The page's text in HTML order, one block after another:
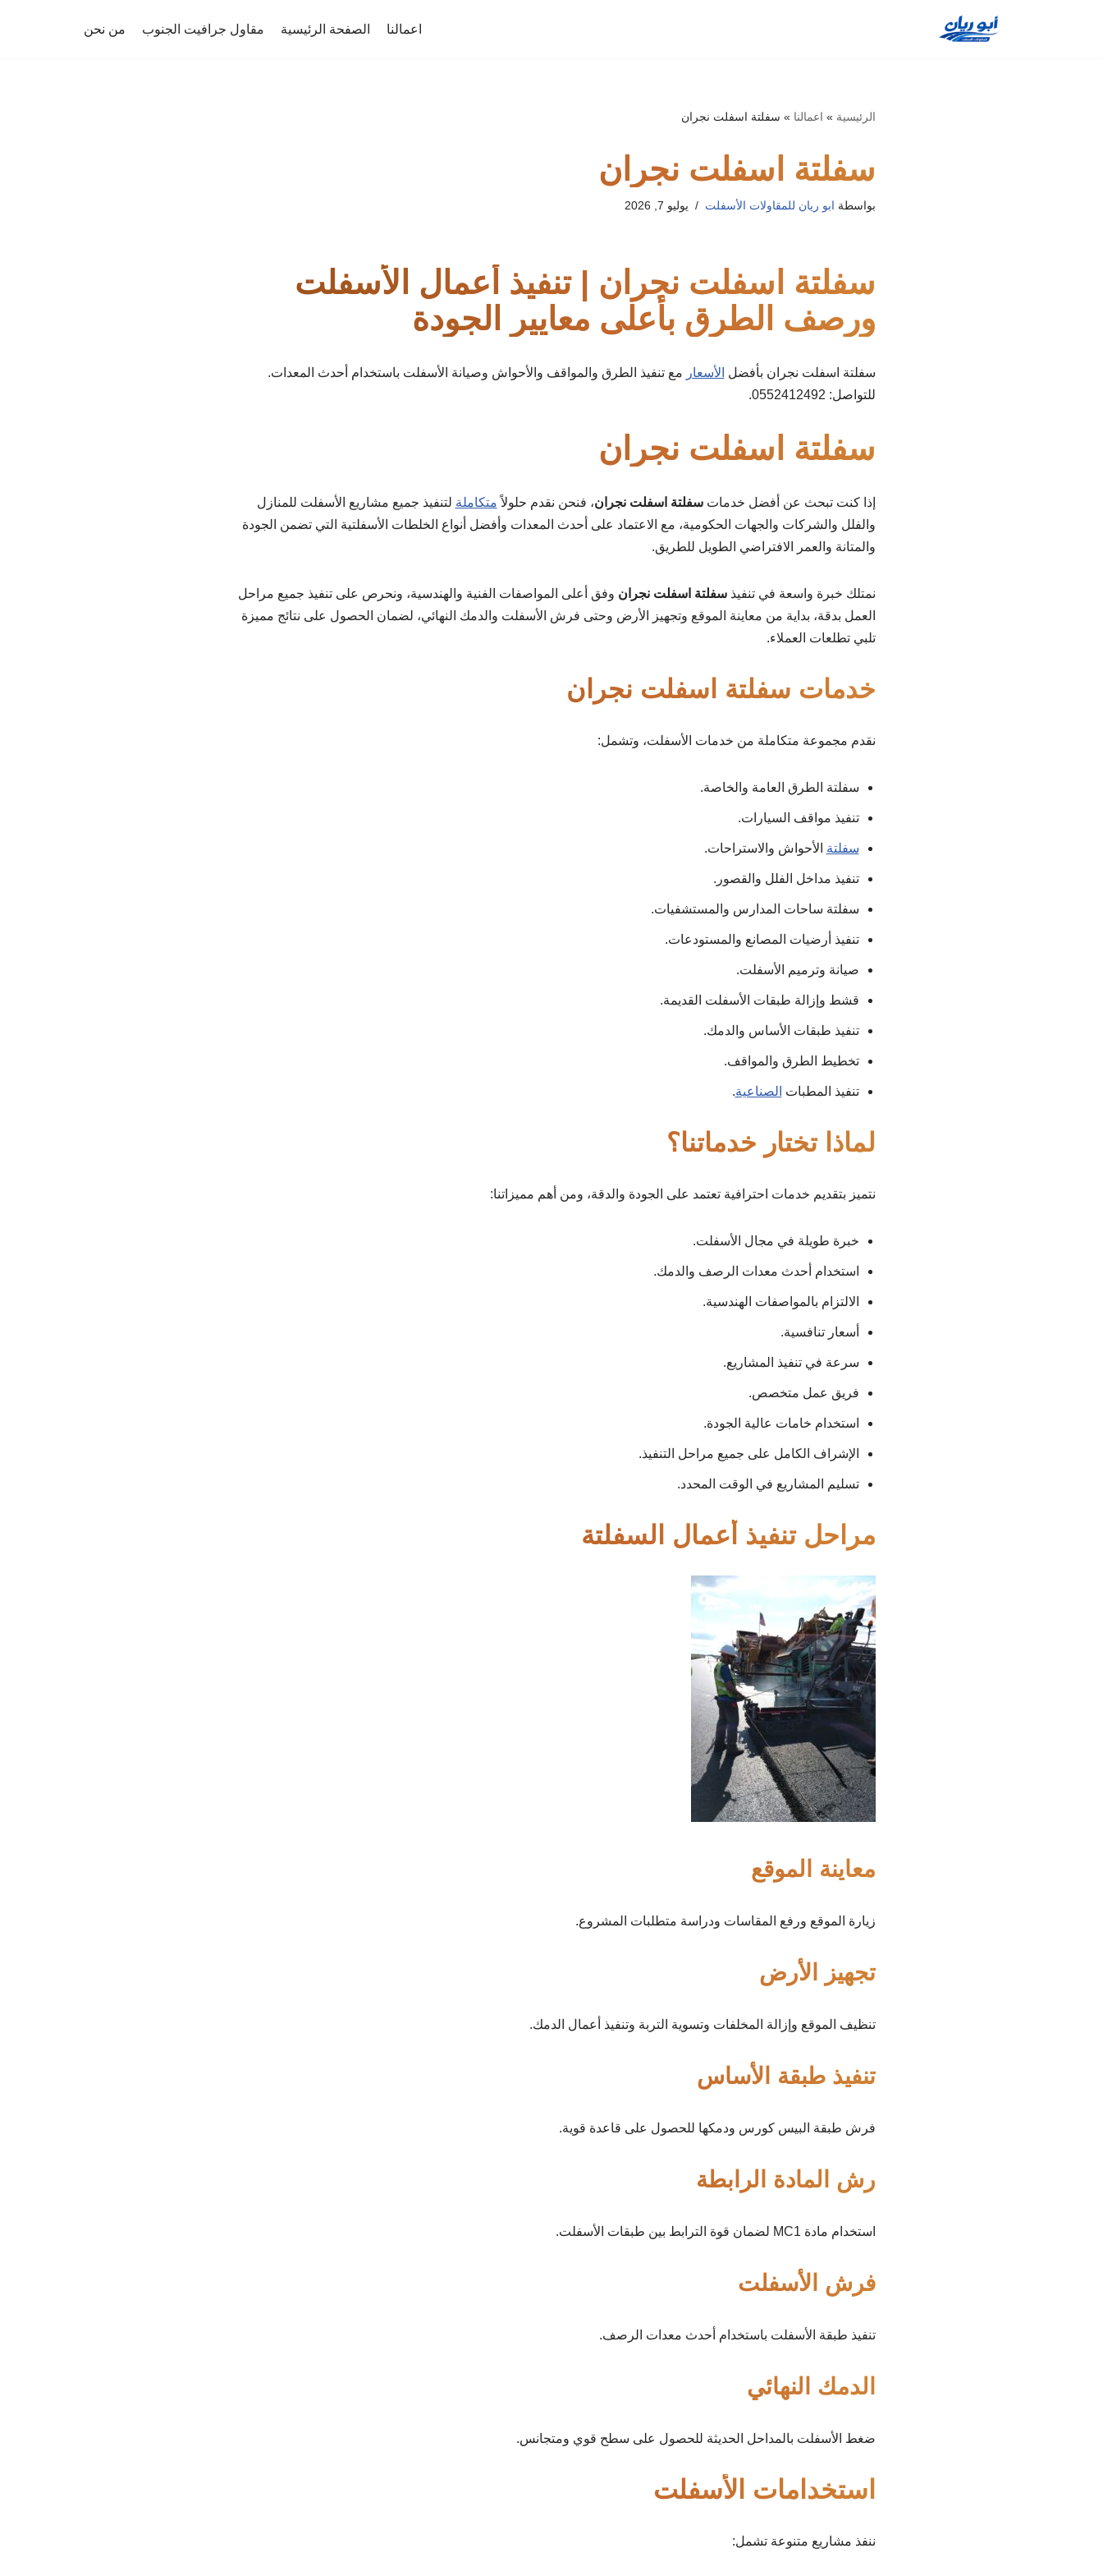
اعمالنا الصفحة الرئيسية مقاول جرافيت الجنوب من نحن
الرئيسية » اعمالنا » سفلتة اسفلت نجران
سفلتة اسفلت نجران
بواسطة ابو ريان للمقاولات الأسفلت يوليو 7, 2026
سفلتة اسفلت نجران | تنفيذ أعمال الأسفلت
ورصف الطرق بأعلى معايير الجودة
سفلتة اسفلت نجران بأفضل الأسعار مع تنفيذ الطرق والمواقف والأحواش وصيانة الأسفلت باستخدام أحدث المعدات.
للتواصل: 0552412492.
سفلتة اسفلت نجران
إذا كنت تبحث عن أفضل خدماتسفلتة اسفلت نجران، فنحن نقدم حلولاًمتكاملة لتنفيذ جميع مشاريع الأسفلت للمنازل
والفلل والشركات والجهات الحكومية، مع الاعتماد على أحدث المعدات وأفضل أنواع الخلطات الأسفلتية التي تضمن الجودة
والمتانة والعمر الافتراضي الطويل للطريق.
نمتلك خبرة واسعة في تنفيذسفلتة اسفلت نجران وفق أعلى المواصفات الفنية والهندسية، ونحرص على تنفيذ جميع مراحل
العمل بدقة، بداية من معاينة الموقع وتجهيز الأرض وحتى فرش الأسفلت والدمك النهائي، لضمان الحصول على نتائج مميزة
تلبي تطلعات العملاء.
خدمات سفلتة اسفلت نجران
نقدم مجموعة متكاملة من خدمات الأسفلت، وتشمل:
سفلتة الطرق العامة والخاصة.
تنفيذ مواقف السيارات.
سفلتة الأحواش والاستراحات.
تنفيذ مداخل الفلل والقصور.
سفلتة ساحات المدارس والمستشفيات.
تنفيذ أرضيات المصانع والمستودعات.
صيانة وترميم الأسفلت.
قشط وإزالة طبقات الأسفلت القديمة.
تنفيذ طبقات الأساس والدمك.
تخطيط الطرق والمواقف.
تنفيذ المطبات الصناعية.
لماذا تختار خدماتنا؟
نتميز بتقديم خدمات احترافية تعتمد على الجودة والدقة، ومن أهم مميزاتنا:
خبرة طويلة في مجال الأسفلت.
استخدام أحدث معدات الرصف والدمك.
الالتزام بالمواصفات الهندسية.
أسعار تنافسية.
سرعة في تنفيذ المشاريع.
فريق عمل متخصص.
استخدام خامات عالية الجودة.
الإشراف الكامل على جميع مراحل التنفيذ.
تسليم المشاريع في الوقت المحدد.
مراحل تنفيذ أعمال السفلتة
معاينة الموقع
زيارة الموقع ورفع المقاسات ودراسة متطلبات المشروع.
تجهيز الأرض
تنظيف الموقع وإزالة المخلفات وتسوية التربة وتنفيذ أعمال الدمك.
تنفيذ طبقة الأساس
فرش طبقة البيس كورس ودمكها للحصول على قاعدة قوية.
رش المادة الرابطة
استخدام مادة MC1 لضمان قوة الترابط بين طبقات الأسفلت.
فرش الأسفلت
تنفيذ طبقة الأسفلت باستخدام أحدث معدات الرصف.
الدمك النهائي
ضغط الأسفلت بالمداحل الحديثة للحصول على سطح قوي ومتجانس.
استخدامات الأسفلت
ننفذ مشاريع متنوعة تشمل: